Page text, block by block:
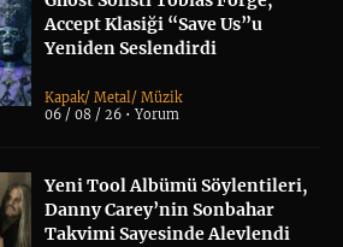
Accept Klasiği “Save Us”u
Yeniden Seslendirdi
Kapak/Metal/Müzik
06 / 08 / 26 •Yorum
Yeni Tool Albümü Söylentileri,
Danny Carey’nin Sonbahar
Takvimi Sayesinde Alevlendi